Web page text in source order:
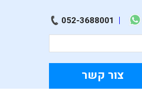
052-3688001
צור קשר